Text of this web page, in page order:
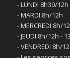
- LUNDI 8h30/
- MARDI 8h/12h
- MERCREDI 8h/
- JEUDI 8h/12h -
- VENDREDI 8h/